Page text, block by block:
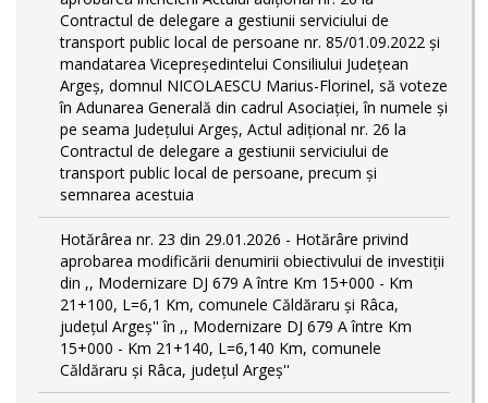
Contractul de delegare a gestiunii serviciului de
transport public local de persoane nr. 85/01.09.2022 și
mandatarea Vicepreședintelui Consiliului Județean
Argeș, domnul NICOLAESCU Marius-Florinel, să voteze
în Adunarea Generală din cadrul Asociației, în numele și
pe seama Județului Argeș, Actul adițional nr. 26 la
Contractul de delegare a gestiunii serviciului de
transport public local de persoane, precum și
semnarea acestuia
Hotărârea nr. 23 din 29.01.2026 - Hotărâre privind
aprobarea modificării denumirii obiectivului de investiții
din ,, Modernizare DJ 679 A între Km 15+000 - Km
21+100, L=6,1 Km, comunele Căldăraru și Râca,
județul Argeș'' în ,, Modernizare DJ 679 A între Km
15+000 - Km 21+140, L=6,140 Km, comunele
Căldăraru și Râca, județul Argeș''